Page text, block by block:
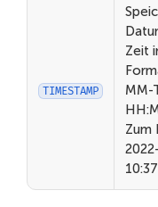
TIMESTAMP
Zeit
MM-
Zum